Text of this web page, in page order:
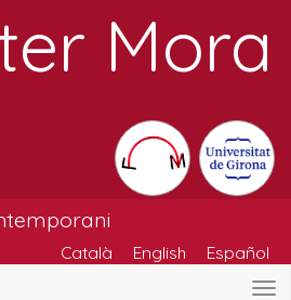
Mora
Català English Español